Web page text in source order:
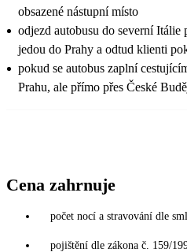
obsazené nástupní místo
odjezd autobusu do severní
jedou do Prahy a odtud klienti
pokud se autobus zaplní
Prahu, ale přímo přes České
Cena zahrnuje
počet nocí a stravování dle
pojištění dle zákona č. 159/